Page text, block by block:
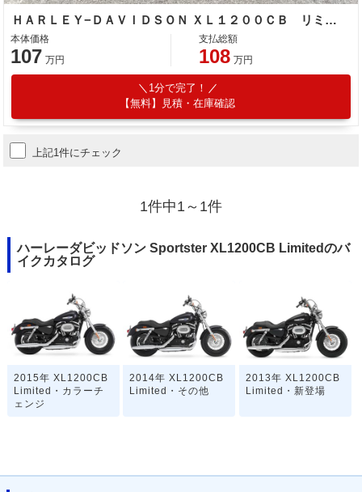
ＨＡＲＬＥＹ−ＤＡＶＩＤＳＯＮ ＸＬ１２００ＣＢ リミテッド
本体価格
107 万円
支払総額
108 万円
1分で完了！
【無料】見積・在庫確認
上記1件にチェック
1件中1～1件
ハーレーダビッドソン Sportster XL1200CB Limitedのバ
イクカタログ
2015年 XL1200CB
Limited・カラーチ
ェンジ
2014年 XL1200CB
Limited・その他
2013年 XL1200CB
Limited・新登場